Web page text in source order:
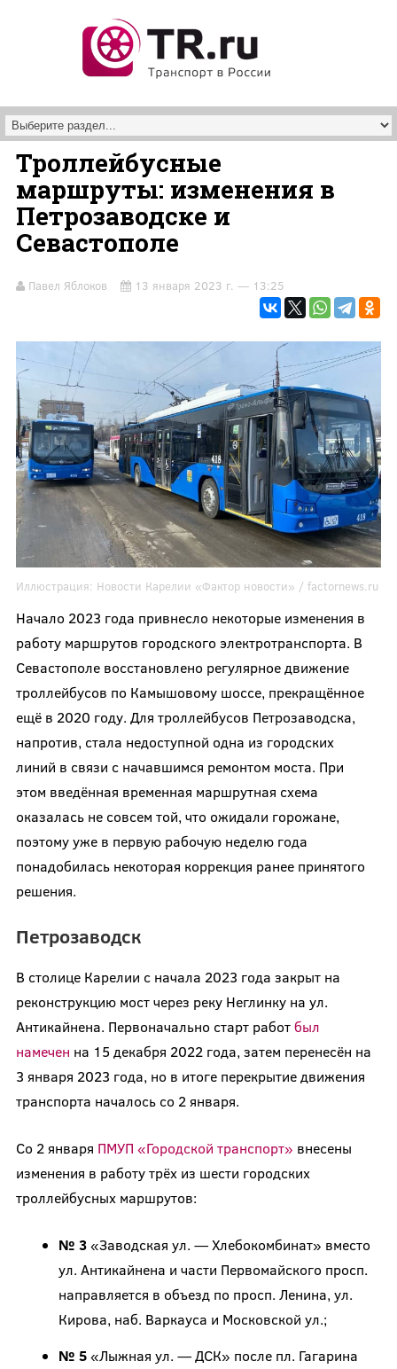
Троллейбусные
маршруты: изменения в
Петрозаводске и
Севастополе
Павел Яблоков 13 января 2023 г. — 13:25
Иллюстрация: Новости Карелии «Фактор новости» / factornews.ru
Начало 2023 года привнесло некоторые изменения в
работу маршрутов городского электротранспорта. В
Севастополе восстановлено регулярное движение
троллейбусов по Камышовому шоссе, прекращённое
ещё в 2020 году. Для троллейбусов Петрозаводска,
напротив, стала недоступной одна из городских
линий в связи с начавшимся ремонтом моста. При
этом введённая временная маршрутная схема
оказалась не совсем той, что ожидали горожане,
поэтому уже в первую рабочую неделю года
понадобилась некоторая коррекция ранее принятого
решения.
Петрозаводск
В столице Карелии с начала 2023 года закрыт на
реконструкцию мост через реку Неглинку на ул.
Антикайнена. Первоначально старт работбыл
намечен на 15 декабря 2022 года, затем перенесён на
3 января 2023 года, но в итоге перекрытие движения
транспорта началось со 2 января.
Со 2 января ПМУП «Городской транспорт» внесены
изменения в работу трёх из шести городских
троллейбусных маршрутов:
№ 3«Заводская ул. — Хлебокомбинат» вместо
ул. Антикайнена и части Первомайского просп.
направляется в объезд по просп. Ленина, ул.
Кирова, наб. Варкауса и Московской ул.;
№ 5«Лыжная ул. — ДСК» после пл. Гагарина